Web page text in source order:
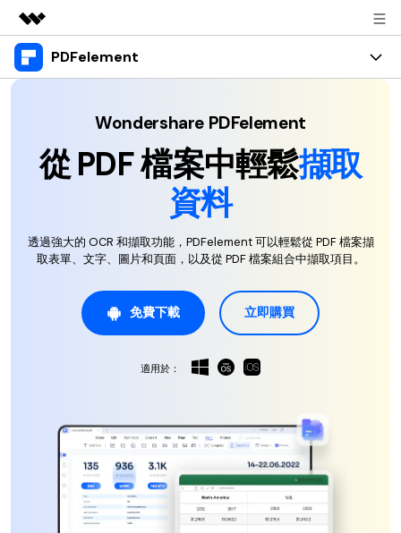
精選產品
解決方案
關於我們
商店
PDFelement
Windows 版 PDFelement
Mac 版 PDFelement
行動應用程式版
iPhone/iPad 版 PDFelement
Android 版 PDFelement
PDFelement SDK
教育界使用者
註釋 PDF
建立 PDF
合併 PDF
編輯 PDF
壓縮 PDF
整理 PDF
教學中心
人氣名單
商業秘訣
OCR PDF 秘訣
PDF 知識
簽署 PDF 秘訣
教學文章 - Mac 系统
支援
影片教程
新功能
升級至 9.0 版
登入
Wondershare PDFelement
從 PDF 檔案中輕鬆擷取
資料
透過強大的 OCR 和擷取功能，PDFelement 可以輕鬆從 PDF 檔案擷
取表單、文字、圖片和頁面，以及從 PDF 檔案組合中擷取項目。
免費下載 立即購買
適用於：